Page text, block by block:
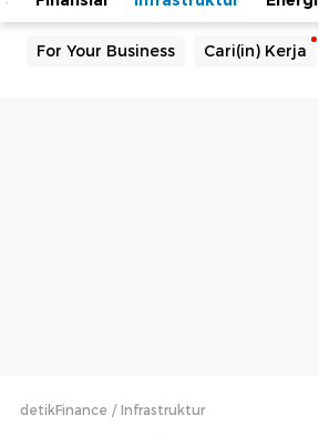
For Your Business Cari(in) Kerja
detikFinance Infrastruktur